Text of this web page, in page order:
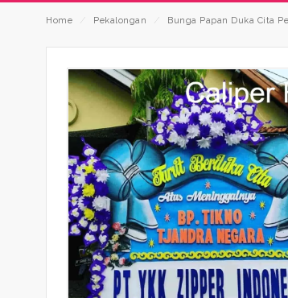
Home Pekalongan Bunga Papan Duka Cita